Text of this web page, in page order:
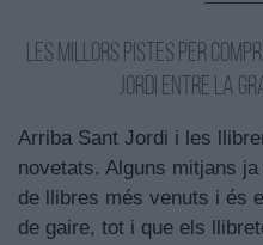
Les millors pistes per
Jordi entre la
Arriba Sant Jordi i les
novetats. Alguns mitjans
de llibres més venuts i és
de gaire, tot i que els